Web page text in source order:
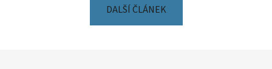
DALŠÍ ČLÁNEK